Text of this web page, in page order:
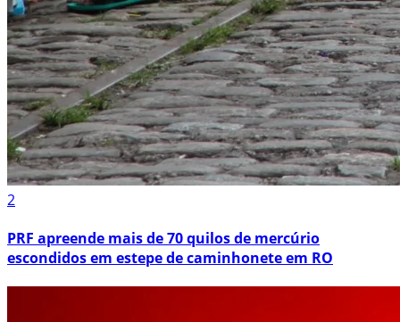
2
PRF apreende mais de 70 quilos de mercúrio
escondidos em estepe de caminhonete em RO